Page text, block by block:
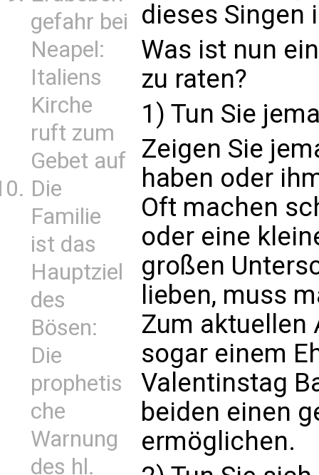
gefahr bei
Neapel:
Italiens
Kirche
ruft zum
Gebet auf
Die
Familie
ist das
Hauptziel
des
Bösen:
Die
prophetis
che
Warnung
des hl.
dieses
Was ist nun
zu raten?
1) Tun Sie
Zeigen Sie
haben oder
Oft machen
oder eine
großen
lieben, muss
Zum aktuellen
sogar einem
Valentinstag
beiden einen
ermöglichen.